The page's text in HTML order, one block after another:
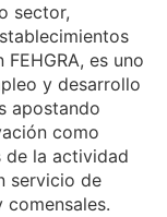
sector,
es uno
y desarrollo
apostando
como
de la actividad
servicio de